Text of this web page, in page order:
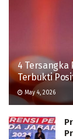
4 Tersangka
Terbukti
May 4, 2026